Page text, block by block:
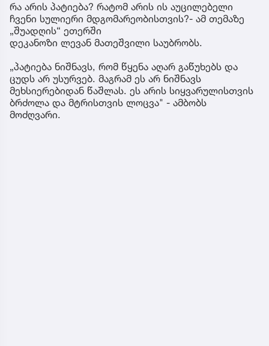
რა არის პატიება? რატომ არის ის აუცილებელი
ჩვენი სულიერი მდგომარეობისთვის?- ამ თემაზე
„შუადღის“ ეთერში
დეკანოზი ლევან მათეშვილი საუბრობს.
„პატიება ნიშნავს, რომ წყენა აღარ გაწუხებს და
ცუდს არ უსურვებ. მაგრამ ეს არ ნიშნავს
მეხსიერებიდან წაშლას. ეს არის სიყვარულისთვის
ბრძოლა და მტრისთვის ლოცვა" - ამბობს
მოძღვარი.